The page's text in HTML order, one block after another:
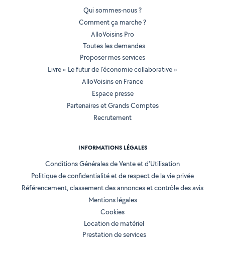
Qui sommes-nous ?
Comment ça marche ?
AlloVoisins Pro
Toutes les demandes
Proposer mes services
Livre « Le futur de l'économie collaborative »
AlloVoisins en France
Espace presse
Partenaires et Grands Comptes
Recrutement
INFORMATIONS LÉGALES
Conditions Générales de Vente et d'Utilisation
Politique de confidentialité et de respect de la vie privée
Référencement, classement des annonces et contrôle des avis
Mentions légales
Cookies
Location de matériel
Prestation de services